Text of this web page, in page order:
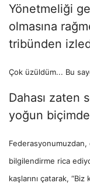
Yönetmeliği
olmasına
tribünden
Çok üzüldüm... Bu
Dahası zaten
yoğun biçimde
bilgilendirme rica
kaşlarını çatarak,